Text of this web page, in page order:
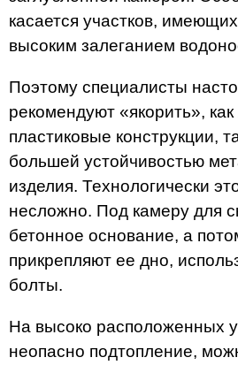
касается участков,
высоким залеганием
Поэтому специалисты
рекомендуют «якорить», как
пластиковые конструкции,
большей устойчивостью
изделия. Технологически
несложно. Под камеру для
бетонное основание, а
прикрепляют ее дно,
болты.
На высоко расположенных
неопасно подтопление,